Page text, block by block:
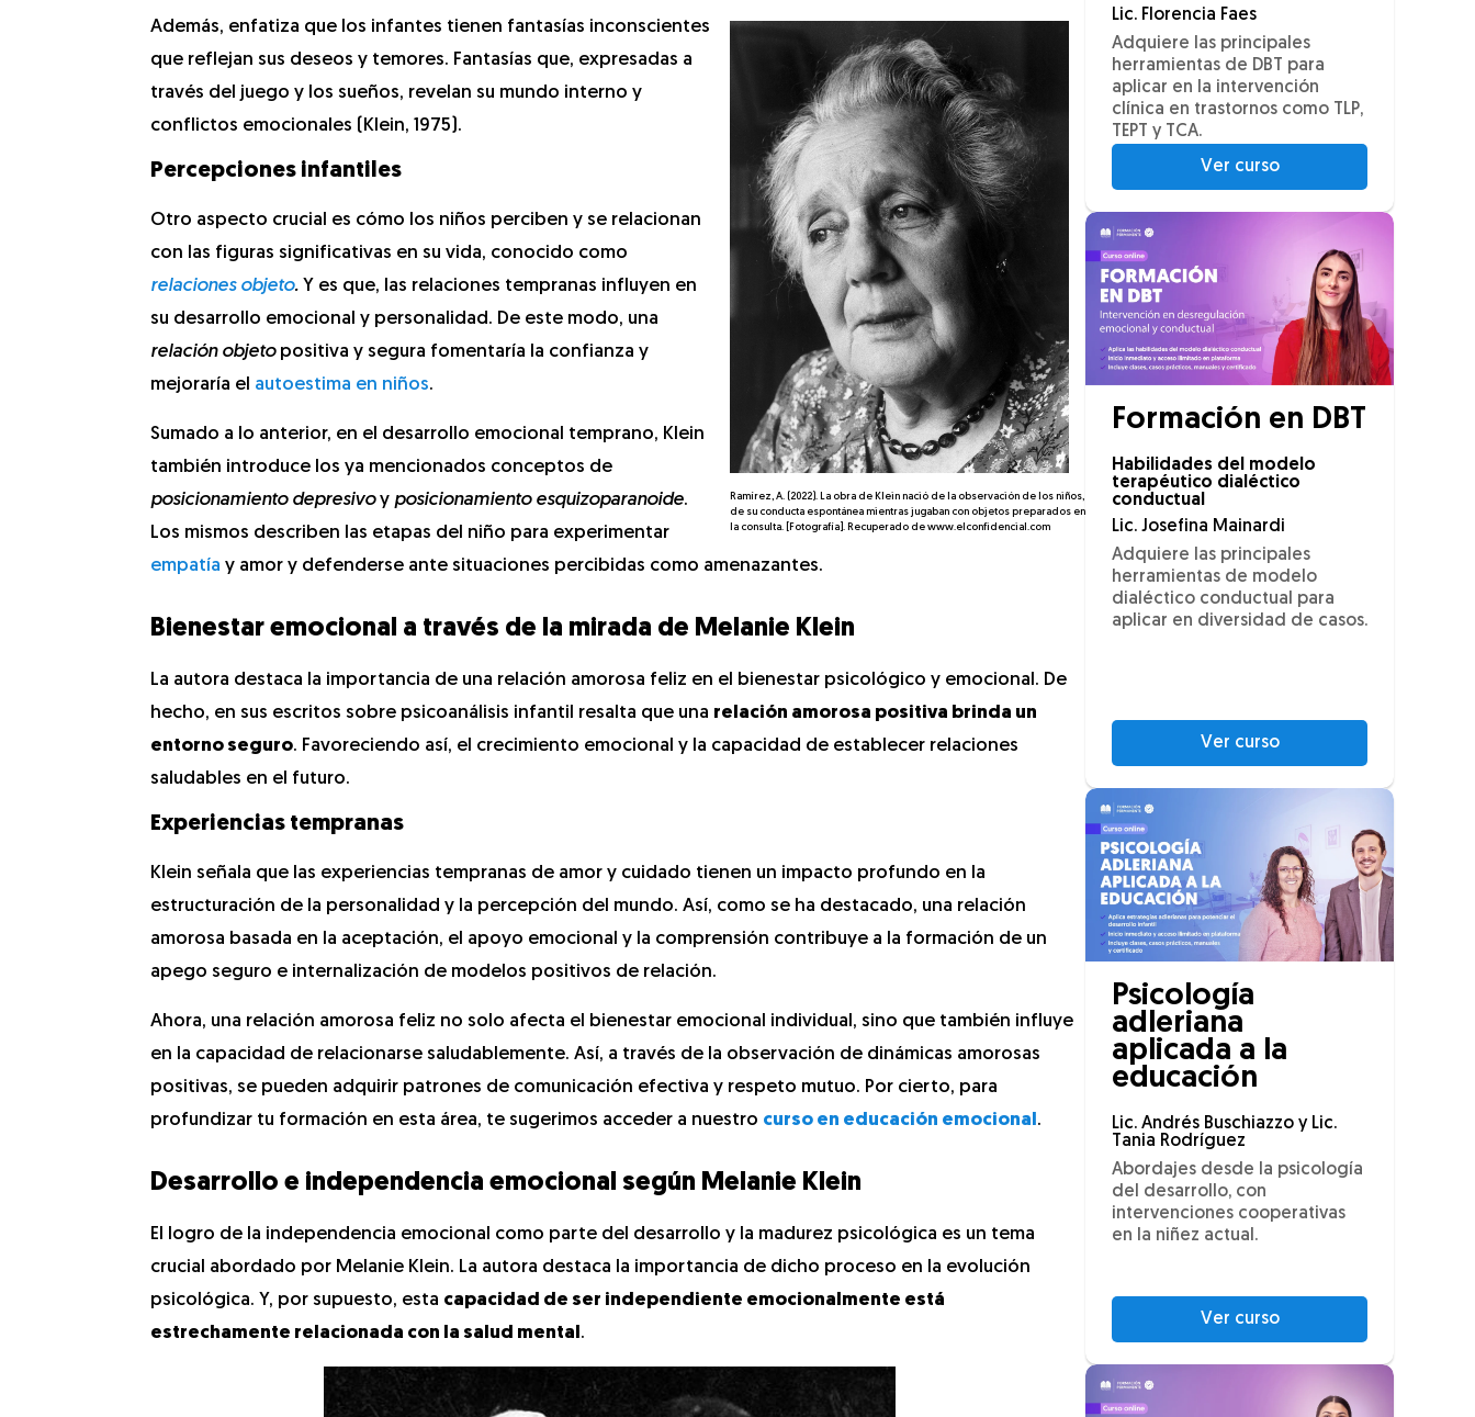
Ramírez, A. (2022). La obra de Klein nació de la observación de los niños,
de su conducta espontánea mientras jugaban con objetos preparados en
la consulta. [Fotografía]. Recuperado de www.elconfidencial.com
Además, enfatiza que los infantes tienen fantasías inconscientes
que reflejan sus deseos y temores. Fantasías que, expresadas a
través del juego y los sueños, revelan su mundo interno y
conflictos emocionales (Klein, 1975).
Percepciones infantiles
Otro aspecto crucial es cómo los niños perciben y se relacionan
con las figuras significativas en su vida, conocido como
relaciones objeto. Y es que, las relaciones tempranas influyen en
su desarrollo emocional y personalidad. De este modo, una
relación objetopositiva y segura fomentaría la confianza y
mejoraría el autoestima en niños.
Sumado a lo anterior, en el desarrollo emocional temprano, Klein
también introduce los ya mencionados conceptos de
posicionamiento depresivoy posicionamiento esquizoparanoide.
Los mismos describen las etapas del niño para experimentar
empatía y amor y defenderse ante situaciones percibidas como amenazantes.
Bienestar emocional a través de la mirada de Melanie Klein
La autora destaca la importancia de una relación amorosa feliz en el bienestar psicológico y emocional. De
hecho, en sus escritos sobre psicoanálisis infantil resalta que una relación amorosa positiva brinda un
entorno seguro. Favoreciendo así, el crecimiento emocional y la capacidad de establecer relaciones
saludables en el futuro.
Experiencias tempranas
Klein señala que las experiencias tempranas de amor y cuidado tienen un impacto profundo en la
estructuración de la personalidad y la percepción del mundo. Así, como se ha destacado, una relación
amorosa basada en la aceptación, el apoyo emocional y la comprensión contribuye a la formación de un
apego seguro e internalización de modelos positivos de relación.
Ahora, una relación amorosa feliz no solo afecta el bienestar emocional individual, sino que también influye
en la capacidad de relacionarse saludablemente. Así, a través de la observación de dinámicas amorosas
positivas, se pueden adquirir patrones de comunicación efectiva y respeto mutuo. Por cierto, para
profundizar tu formación en esta área, te sugerimos acceder a nuestro curso en educación emocional .
Desarrollo e independencia emocional según Melanie Klein
El logro de la independencia emocional como parte del desarrollo y la madurez psicológica es un tema
crucial abordado por Melanie Klein. La autora destaca la importancia de dicho proceso en la evolución
psicológica. Y, por supuesto, esta capacidad de ser independiente emocionalmente está
estrechamente relacionada con la salud mental .
Lic. Florencia Faes
Adquiere las principales
herramientas de DBT para
aplicar en la intervención
clínica en trastornos como TLP,
TEPT y TCA.
Ver curso
Formación en DBT
Habilidades del modelo
terapéutico dialéctico
conductual
Lic. Josefina Mainardi
Adquiere las principales
herramientas de modelo
dialéctico conductual para
aplicar en diversidad de casos.
Ver curso
Psicología
adleriana
aplicada a la
educación
Lic. Andrés Buschiazzo y Lic.
Tania Rodríguez
Abordajes desde la psicología
del desarrollo, con
intervenciones cooperativas
en la niñez actual.
Ver curso